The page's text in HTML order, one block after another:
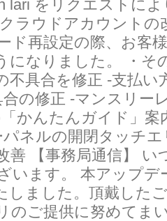
lari をリクエストに
ラウドアカウントの
ド再設定の際、お客
になりました。 ・そ
不具合を修正 -支払い
の修正 -マンスリー
かんたんガイド」案
ネルの開閉タッチ
善 【事務局通信】 い
います。 本アップデ
しました。頂戴した
のご提供に努めてま